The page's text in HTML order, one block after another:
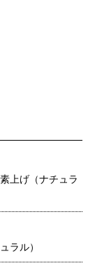
上げ（ナチュラ
ラル）